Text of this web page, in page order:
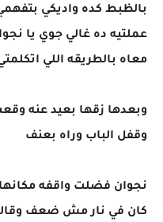
بالظبط كده واديكي
عملتيه ده غالي جوي يا
معاه بالطريقه اللي
وبعدها زقها بعيد عنه
وقفل الباب وراه بعنف
نجوان فضلت واقفه
كان في نار مش ضعف